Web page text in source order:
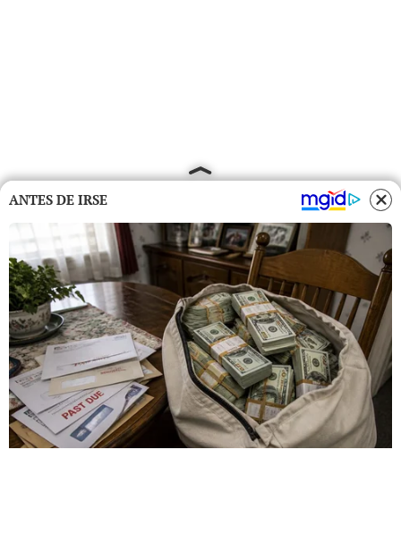
ANTES DE IRSE